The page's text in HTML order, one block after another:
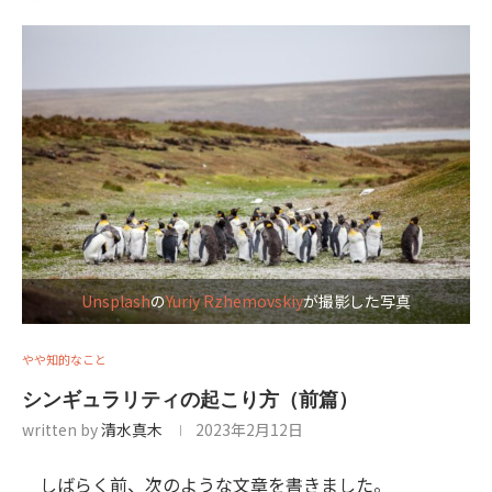
UnsplashのYuriy Rzhemovskiyが撮影した写真
やや知的なこと
シンギュラリティの起こり方（前篇）
written by清水真木 2023年2月12日
しばらく前、次のような文章を書きました。